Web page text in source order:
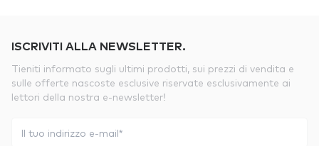
ISCRIVITI ALLA NEWSLETTER.
Tieniti informato sugli ultimi prodotti, sui prezzi di vendita e
sulle offerte nascoste esclusive riservate esclusivamente ai
lettori della nostra e-newsletter!